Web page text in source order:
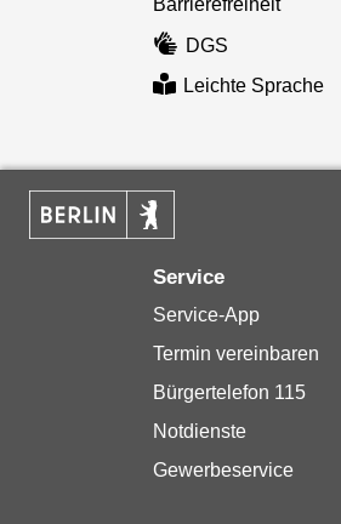
Barrierefreiheit
DGS
Leichte Sprache
Service
Service-App
Termin vereinbaren
Bürgertelefon 115
Notdienste
Gewerbeservice